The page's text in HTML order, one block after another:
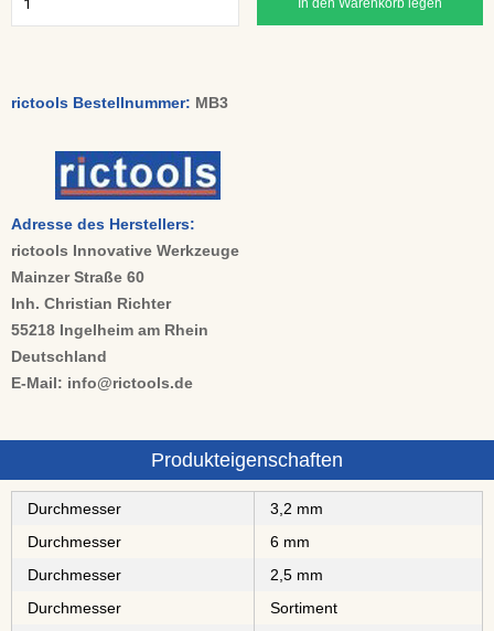
In den Warenkorb legen
rictools Bestellnummer: MB3
Adresse des Herstellers:
rictools Innovative Werkzeuge
Mainzer Straße 60
Inh. Christian Richter
55218 Ingelheim am Rhein
Deutschland
E-Mail: info@rictools.de
Produkteigenschaften
Durchmesser
3,2 mm
Durchmesser
6 mm
Durchmesser
2,5 mm
Durchmesser
Sortiment